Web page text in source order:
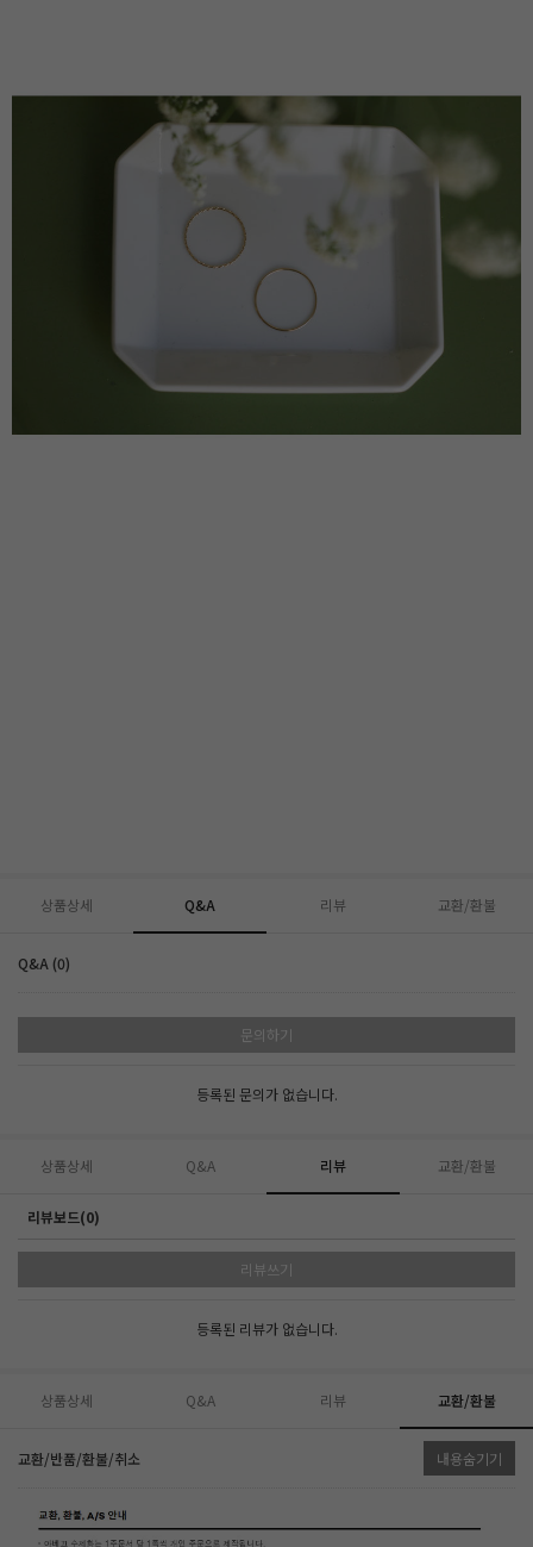
상품상세 Q&A 리뷰 교환/환불
Q&A (0)
문의하기
등록된 문의가 없습니다.
상품상세 Q&A 리뷰 교환/환불
리뷰보드(0)
리뷰쓰기
등록된 리뷰가 없습니다.
상품상세 Q&A 리뷰 교환/환불
교환/반품/환불/취소 내용숨기기